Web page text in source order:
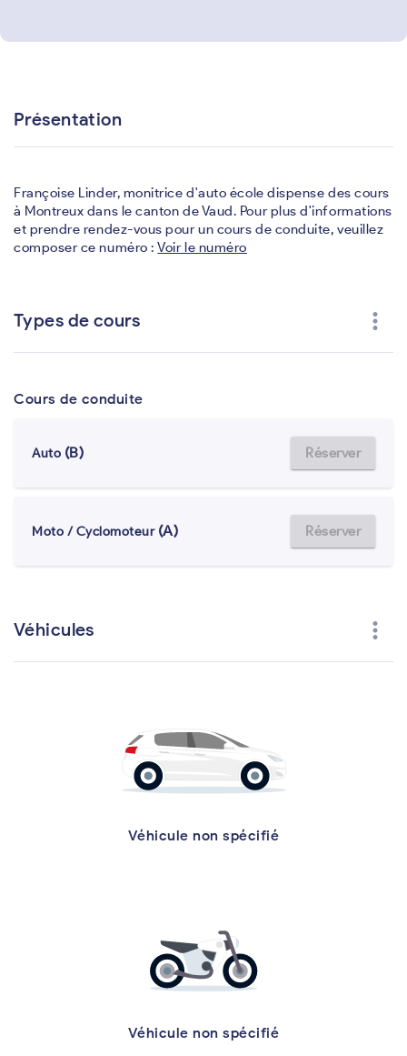
Présentation
Françoise Linder, monitrice d'auto école dispense des cours
à Montreux dans le canton de Vaud. Pour plus d'informations
et prendre rendez-vous pour un cours de conduite, veuillez
composer ce numéro :Voir le numéro
Types de cours more_vert
Cours de conduite
Auto (B) Réserver
Moto / Cyclomoteur (A) Réserver
Véhicules more_vert
Véhicule non spécifié
Véhicule non spécifié